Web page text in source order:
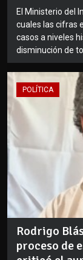
El Ministerio del
cuales las cifras
casos a niveles
disminución de
POLÍTICA
Rodrigo
proceso de